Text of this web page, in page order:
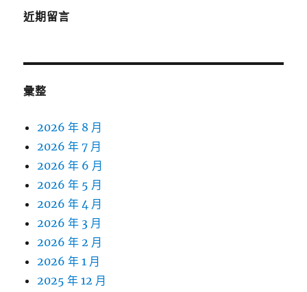
近期留言
彙整
2026 年 8 月
2026 年 7 月
2026 年 6 月
2026 年 5 月
2026 年 4 月
2026 年 3 月
2026 年 2 月
2026 年 1 月
2025 年 12 月